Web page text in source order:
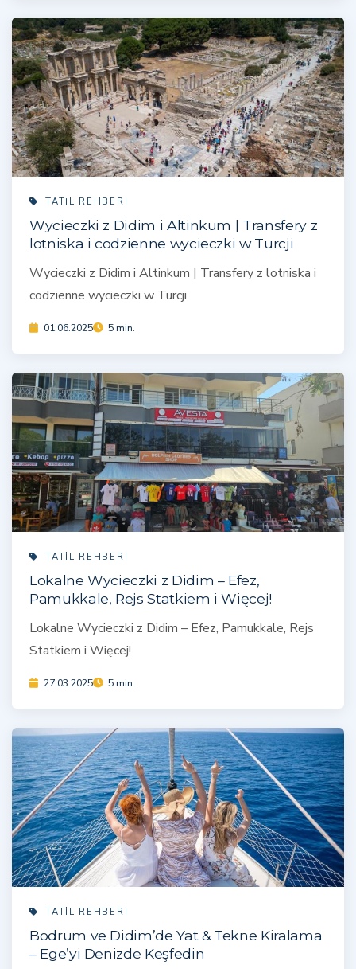
TATIL REHBERI
Wycieczki z Didim i Altinkum | Transfery z
lotniska i codzienne wycieczki w Turcji
Wycieczki z Didim i Altinkum | Transfery z lotniska i
codzienne wycieczki w Turcji
01.06.2025 5 min.
TATIL REHBERI
Lokalne Wycieczki z Didim – Efez,
Pamukkale, Rejs Statkiem i Więcej!
Lokalne Wycieczki z Didim – Efez, Pamukkale, Rejs
Statkiem i Więcej!
27.03.2025 5 min.
TATIL REHBERI
Bodrum ve Didim’de Yat & Tekne Kiralama
– Ege’yi Denizde Keşfedin